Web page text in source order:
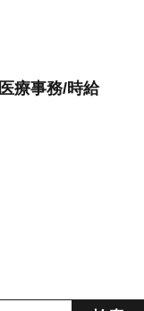
療事務/時給